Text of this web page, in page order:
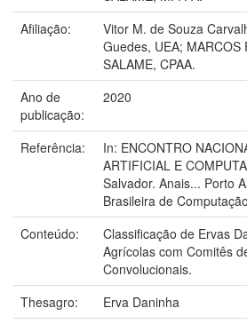
Afiliação:
Vitor M. de Souza
Guedes, UEA; MARCOS
SALAME, CPAA.
Ano de
publicação:
2020
Referência:
In: ENCONTRO
ARTIFICIAL E
Salvador. Anais... Porto
Brasileira de
Conteúdo:
Classificação de Ervas
Agrícolas com Comitês
Convolucionais.
Thesagro:
Erva Daninha